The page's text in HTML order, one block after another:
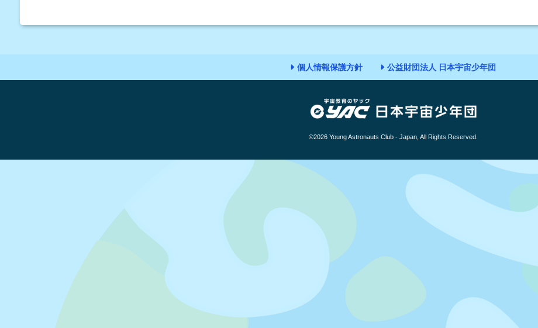
個人情報保護方針 公益財団法人 日本宇宙少年団
©2026 Young Astronauts Club - Japan, All Rights Reserved.